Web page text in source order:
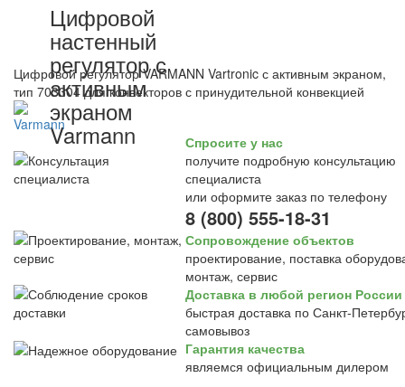
Цифровой
настенный
регулятор с
активным
экраном
Varmann
Цифровой регулятор VARMANN Vartronic с активным экраном,
тип 703304 для конвекторов с принудительной конвекцией
Спросите у нас
получите подробную консультацию
специалиста
или оформите заказ по телефону
8 (800) 555-18-31
Сопровождение объектов
проектирование, поставка
монтаж, сервис
Доставка в любой регион России
быстрая доставка по Санкт-
самовывоз
Гарантия качества
являемся официальным дилером